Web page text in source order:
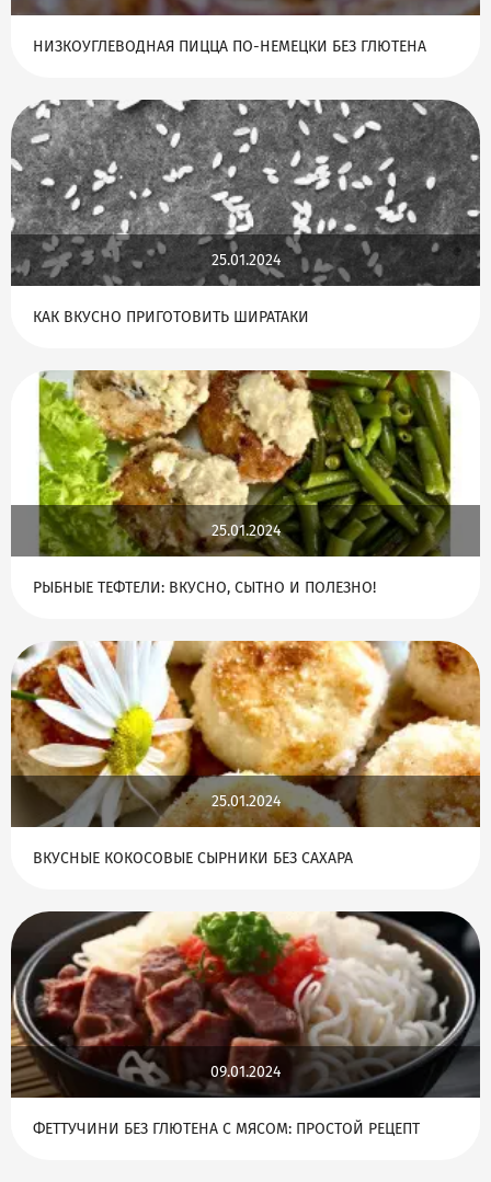
НИЗКОУГЛЕВОДНАЯ ПИЦЦА ПО-НЕМЕЦКИ БЕЗ ГЛЮТЕНА
25.01.2024
КАК ВКУСНО ПРИГОТОВИТЬ ШИРАТАКИ
25.01.2024
РЫБНЫЕ ТЕФТЕЛИ: ВКУСНО, СЫТНО И ПОЛЕЗНО!
25.01.2024
ВКУСНЫЕ КОКОСОВЫЕ СЫРНИКИ БЕЗ САХАРА
09.01.2024
ФЕТТУЧИНИ БЕЗ ГЛЮТЕНА С МЯСОМ: ПРОСТОЙ РЕЦЕПТ